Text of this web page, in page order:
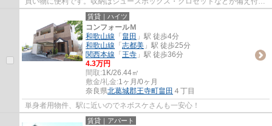
られているので、衣類や日用品の収納に重宝...
賃貸｜ハイツ
コンフォールＭ
和歌山線 「 畠田 」駅 徒歩4分
和歌山線 「 志都美 」駅 徒歩25分
関西本線 「 王寺 」駅 徒歩36分
4.3万円
間取:1K/26.44㎡
敷金/礼金:1ヶ月/0ヶ月
奈良県北葛城郡王寺町畠田 ４丁目
単身者用物件、駅に近いのでネボスケさんも一安心！
賃貸｜アパート